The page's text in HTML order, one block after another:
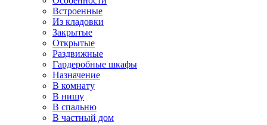
Встроенные
Из кладовки
Закрытые
Открытые
Раздвижные
Гардеробные шкафы
Назначение
В комнату
В нишу
В спальню
В частный дом